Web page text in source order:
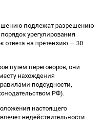
подлежат разрешению
урегулирования
ответа на претензию — 30
путем переговоров, они
нахождения
подсудности,
РФ).
настоящего
недействительности